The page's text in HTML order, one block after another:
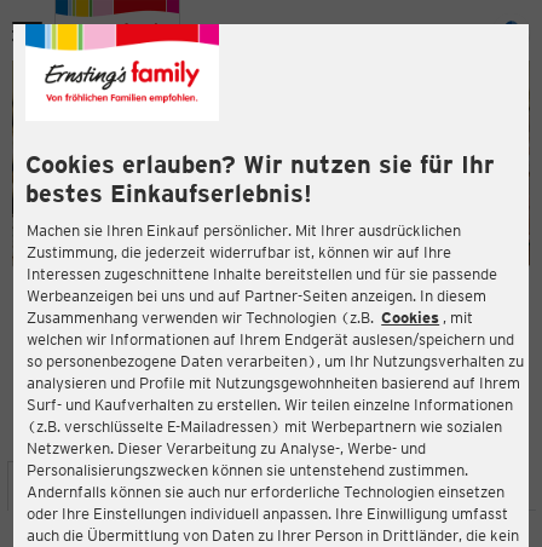
Cookies erlauben? Wir nutzen sie für Ihr
bestes Einkaufserlebnis!
Machen sie Ihren Einkauf persönlicher. Mit Ihrer ausdrücklichen
Zustimmung, die jederzeit widerrufbar ist, können wir auf Ihre
Interessen zugeschnittene Inhalte bereitstellen und für sie passende
Werbeanzeigen bei uns und auf Partner-Seiten anzeigen. In diesem
Zusammenhang verwenden wir Technologien (z.B. Cookies , mit
welchen wir Informationen auf Ihrem Endgerät auslesen/speichern und
so personenbezogene Daten verarbeiten), um Ihr Nutzungsverhalten zu
analysieren und Profile mit Nutzungsgewohnheiten basierend auf Ihrem
Surf- und Kaufverhalten zu erstellen. Wir teilen einzelne Informationen
(z.B. verschlüsselte E-Mailadressen) mit Werbepartnern wie sozialen
Netzwerken. Dieser Verarbeitung zu Analyse-, Werbe- und
Personalisierungszwecken können sie untenstehend zustimmen.
Andernfalls können sie auch nur erforderliche Technologien einsetzen
oder Ihre Einstellungen individuell anpassen. Ihre Einwilligung umfasst
auch die Übermittlung von Daten zu Ihrer Person in Drittländer, die kein
Menü
ERNSTING'S FAMILY FILIALE
Eysselheideweg 1-7
38518 Gifhorn
4,5
Bewertung:
STANDORT SERVICES SORTIMENT AKTIONEN